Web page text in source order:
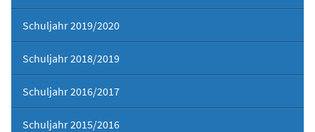
Schuljahr 2019/2020
Schuljahr 2018/2019
Schuljahr 2016/2017
Schuljahr 2015/2016